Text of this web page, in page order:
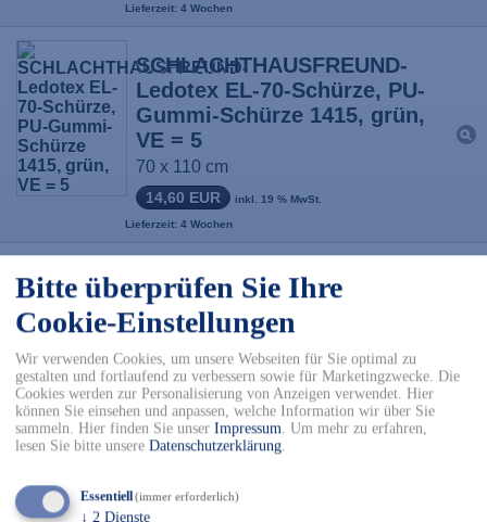
Bitte überprüfen Sie Ihre
Cookie-Einstellungen
Wir verwenden Cookies, um unsere Webseiten für Sie optimal zu
gestalten und fortlaufend zu verbessern sowie für Marketingzwecke. Die
Cookies werden zur Personalisierung von Anzeigen verwendet. Hier
können Sie einsehen und anpassen, welche Information wir über Sie
sammeln. Hier finden Sie unser Impressum. Um mehr zu erfahren,
lesen Sie bitte unsere Datenschutzerklärung.
Essentiell(immer erforderlich)
↓ 2 Dienste
Lieferzeit: 4 Wochen
SCHLACHTHAUSFREUND-
Ledotex EL-70-Schürze, PU-
Gummi-Schürze 1415, grün,
VE = 5
70 x 110 cm
14,60 EUR inkl. 19 % MwSt.
Lieferzeit: 4 Wochen
SCHLACHTHAUSFREUND-
Ledotex EL-70-Schürze, PU-
Gummi-Schürze 1416, grün,
VE = 5
70 x 115 cm
15,20 EUR inkl. 19 % MwSt.
Lieferzeit: 4 Wochen
SCHLACHTHAUSFREUND-